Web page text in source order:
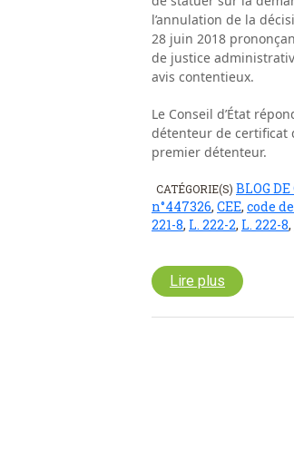
l’annulation de la
28 juin 2018
de justice
avis contentieux.
Le Conseil d’État
détenteur de certificat
premier détenteur.
CATÉGORIE(S) BLOG
n°447326, CEE, code
221-8, L. 222-2, L. 222-8,
Lire plus